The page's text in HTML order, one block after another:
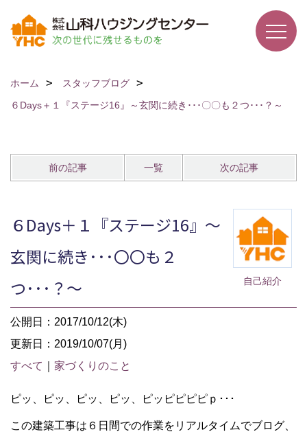
ホーム
スタッフブログ
６Days＋１『ステージ16』～玄関に続き･･･〇〇も２つ･･･？～
前の記事 一覧 次の記事
自己紹介
６Days＋１『ステージ16』～
玄関に続き･･･〇〇も２
つ･･･？～
公開日：2017/10/12(木)
更新日：2019/10/07(月)
すべて
家づくりのこと
ピッ、ピッ、ピッ、ピッ、ピッピピピピｐ･･･
この建築工事は６日間での作業をリアルタイムでブログ、